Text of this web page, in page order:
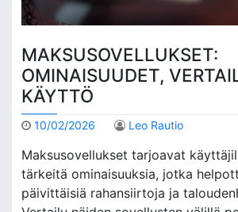
MAKSUSOVELLUKSET:
OMINAISUUDET,
KÄYTTÖ
10/02/2026 Leo Rautio
Maksusovellukset tarjoavat
tärkeitä ominaisuuksia, jotka
päivittäisiä rahansiirtoja ja